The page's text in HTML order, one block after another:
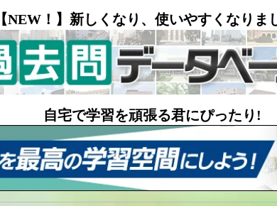
【NEW！】新しくなり、使いやすくなりま
自宅で学習を頑張る君にぴったり!